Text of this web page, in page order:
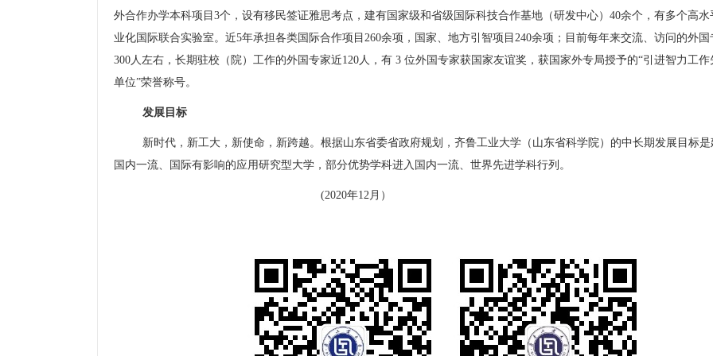
外合作办学本科项目 3个，设有移民签证雅思考点，建有国家级和省级国际科技合作基地（研发中心） 40余个，有多个高水
业化国际联合实验室。近5年承担各类国际合作项目 260余项，国家、地方引智项目 240余项；目前每年来交流、访问的外国
300人左右，长期驻校（院）工作的外国专家近120人，有 3 位外国专家获国家友谊奖，获国家外专局授予的“引进智力工作
单位”荣誉称号。
发展目标
新时代，新工大，新使命，新跨越。根据山东省委省政府规划，齐鲁工业大学（山东省科学院）的中长期发展目标是
国内一流、国际有影响的应用研究型大学，部分优势学科进入国内一流、世界先进学科行列。
(2020年12月 ）